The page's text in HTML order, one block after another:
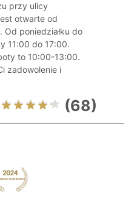
przy ulicy
otwarte od
Od poniedziałku do
11:00 do 17:00.
to 10:00-13:00.
zadowolenie i
(68)